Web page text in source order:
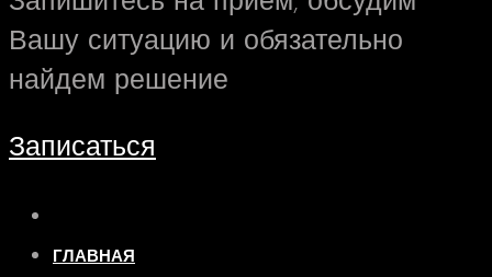
Вашу ситуацию и обязательно
найдем решение
Записаться
ГЛАВНАЯ